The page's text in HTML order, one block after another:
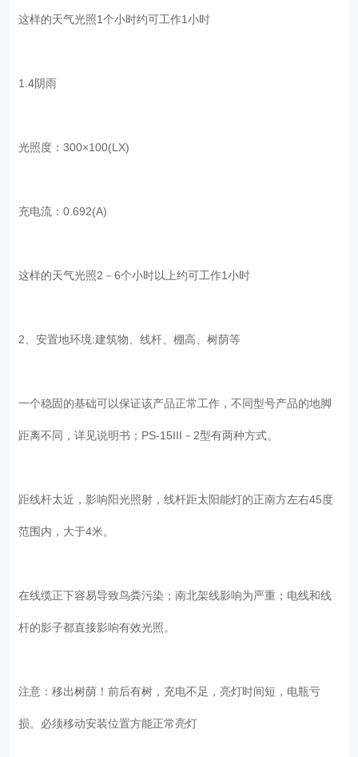
这样的天气光照1个小时约可工作1小时
1.4阴雨
光照度：300×100(LX)
充电流：0.692(A)
这样的天气光照2－6个小时以上约可工作1小时
2、安置地环境:建筑物、线杆、棚高、树荫等
一个稳固的基础可以保证该产品正常工作，不同型号产品的地脚
距离不同，详见说明书；PS-15III－2型有两种方式。
距线杆太近，影响阳光照射，线杆距太阳能灯的正南方左右45度
范围内，大于4米。
在线缆正下容易导致鸟粪污染；南北架线影响为严重；电线和线
杆的影子都直接影响有效光照。
注意：移出树荫！前后有树，充电不足，亮灯时间短，电瓶亏
损。必须移动安装位置方能正常亮灯